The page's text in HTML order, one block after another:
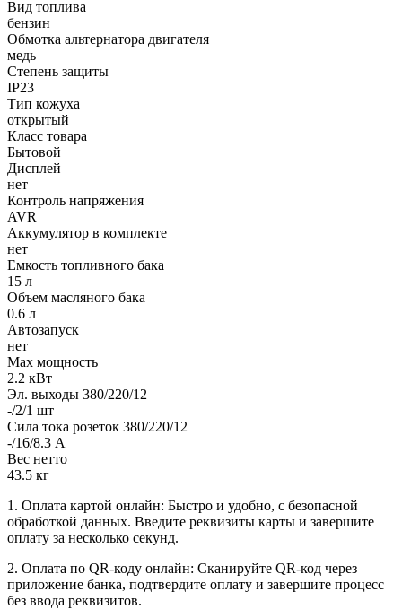
Вид топлива
бензин
Обмотка альтернатора двигателя
медь
Степень защиты
IP23
Тип кожуха
открытый
Класс товара
Бытовой
Дисплей
нет
Контроль напряжения
AVR
Аккумулятор в комплекте
нет
Емкость топливного бака
15 л
Объем масляного бака
0.6 л
Автозапуск
нет
Max мощность
2.2 кВт
Эл. выходы 380/220/12
-/2/1 шт
Сила тока розеток 380/220/12
-/16/8.3 А
Вес нетто
43.5 кг
1. Оплата картой онлайн: Быстро и удобно, с безопасной
обработкой данных. Введите реквизиты карты и завершите
оплату за несколько секунд.
2. Оплата по QR-коду онлайн: Сканируйте QR-код через
приложение банка, подтвердите оплату и завершите процесс
без ввода реквизитов.